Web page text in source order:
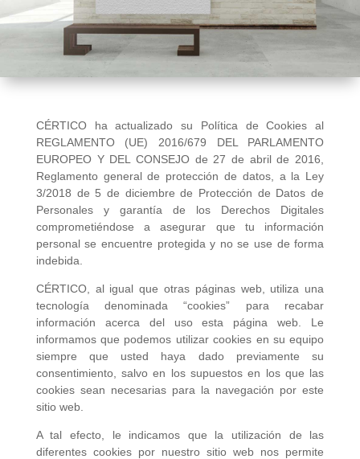
CÉRTICO ha actualizado su Política de Cookies al
REGLAMENTO (UE) 2016/679 DEL PARLAMENTO
EUROPEO Y DEL CONSEJO de 27 de abril de 2016,
Reglamento general de protección de datos, a la Ley
3/2018 de 5 de diciembre de Protección de Datos de
Personales y garantía de los Derechos Digitales
comprometiéndose a asegurar que tu información
personal se encuentre protegida y no se use de forma
indebida.
CÉRTICO, al igual que otras páginas web, utiliza una
tecnología denominada “cookies” para recabar
información acerca del uso esta página web. Le
informamos que podemos utilizar cookies en su equipo
siempre que usted haya dado previamente su
consentimiento, salvo en los supuestos en los que las
cookies sean necesarias para la navegación por este
sitio web.
A tal efecto, le indicamos que la utilización de las
diferentes cookies por nuestro sitio web nos permite